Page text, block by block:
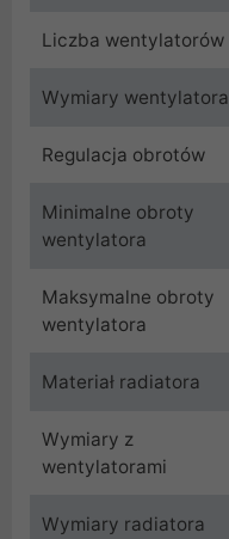
Liczba wentylatorów
Wymiary wentylatora
Regulacja obrotów
Minimalne obroty
wentylatora
Maksymalne obroty
wentylatora
Materiał radiatora
Wymiary z
wentylatorami
Wymiary radiatora